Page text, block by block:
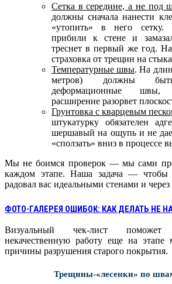
Сетка в середине, а не под
должны сначала нанести
«утопить» в него сетку.
прибили к стене и
треснет в первый же год.
страховка от трещин на
Температурные швы. На
метров) должны быть
деформационные швы,
расширение разорвет
Грунтовка с кварцевым
штукатурку обязателен
шершавый на ощупь и не
«сползать» вниз в процессе
Мы не боимся проверок — мы сами
каждом этапе. Наша задача —
радовал вас идеальными стенами и через
ФОТО-ГАЛЕРЕЯ ОШИБОК: КАК ДЕЛАТЬ НЕ
Визуальный чек-лист поможет
некачественную работу еще на этапе
причины разрушения старого покрытия.
Трещины-«лесенки» по